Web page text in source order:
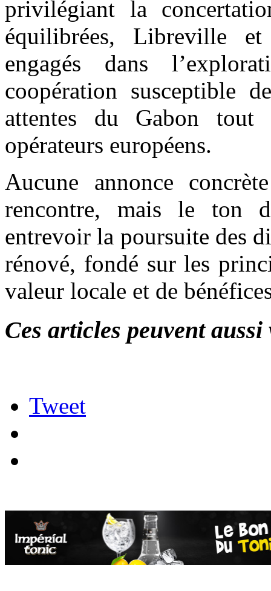
privilégiant la
équilibrées, Libreville et
engagés dans
coopération susceptible
attentes du Gabon tout
opérateurs européens.
Aucune annonce
rencontre, mais le ton
entrevoir la poursuite des
rénové, fondé sur les
valeur locale et de
Ces articles peuvent
Tweet